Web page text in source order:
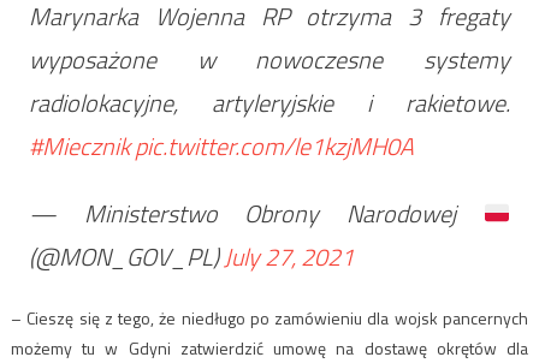
Marynarka Wojenna RP otrzyma 3 fregaty
wyposażone w nowoczesne systemy
radiolokacyjne, artyleryjskie i rakietowe.
#Miecznikpic.twitter.com/le1kzjMH0A
— Ministerstwo Obrony Narodowej
(@MON_GOV_PL)July 27, 2021
– Cieszę się z tego, że niedługo po zamówieniu dla wojsk pancernych
możemy tu w Gdyni zatwierdzić umowę na dostawę okrętów dla